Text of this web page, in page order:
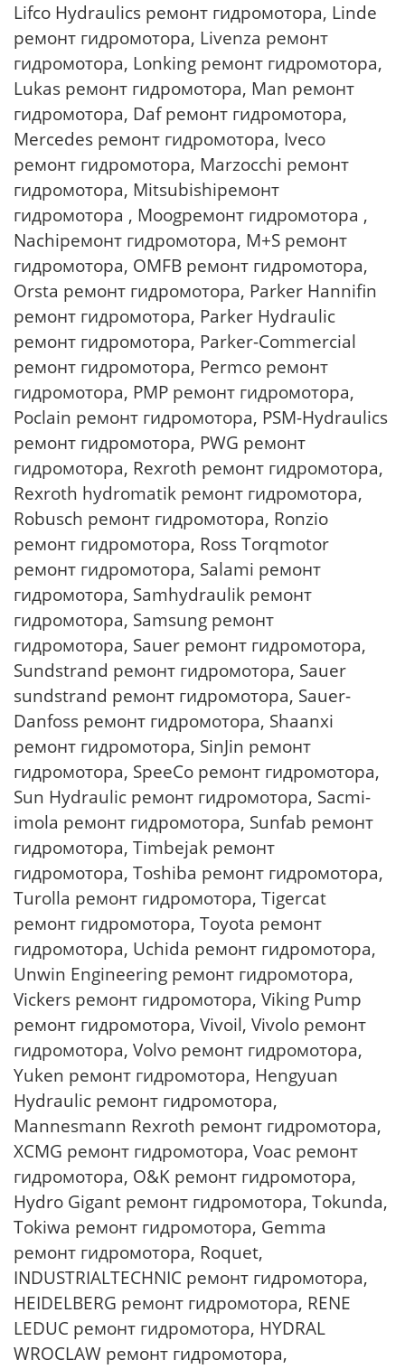
Lifco Hydraulics ремонт гидромотора, Linde
ремонт гидромотора, Livenza ремонт
гидромотора, Lonking ремонт гидромотора,
Lukas ремонт гидромотора, Man ремонт
гидромотора, Daf ремонт гидромотора,
Mercedes ремонт гидромотора, Iveco
ремонт гидромотора, Marzocchi ремонт
гидромотора, Mitsubishiремонт
гидромотора , Moogремонт гидромотора ,
Nachiремонт гидромотора, M+S ремонт
гидромотора, OMFB ремонт гидромотора,
Orsta ремонт гидромотора, Parker Hannifin
ремонт гидромотора, Parker Hydraulic
ремонт гидромотора, Parker-Commercial
ремонт гидромотора, Permco ремонт
гидромотора, PMP ремонт гидромотора,
Poclain ремонт гидромотора, PSM-Hydraulics
ремонт гидромотора, PWG ремонт
гидромотора, Rexroth ремонт гидромотора,
Rexroth hydromatik ремонт гидромотора,
Robusch ремонт гидромотора, Ronzio
ремонт гидромотора, Ross Torqmotor
ремонт гидромотора, Salami ремонт
гидромотора, Samhydraulik ремонт
гидромотора, Samsung ремонт
гидромотора, Sauer ремонт гидромотора,
Sundstrand ремонт гидромотора, Sauer
sundstrand ремонт гидромотора, Sauer-
Danfoss ремонт гидромотора, Shaanxi
ремонт гидромотора, SinJin ремонт
гидромотора, SpeeCo ремонт гидромотора,
Sun Hydraulic ремонт гидромотора, Sacmi-
imola ремонт гидромотора, Sunfab ремонт
гидромотора, Timbejak ремонт
гидромотора, Toshiba ремонт гидромотора,
Turolla ремонт гидромотора, Tigercat
ремонт гидромотора, Toyota ремонт
гидромотора, Uchida ремонт гидромотора,
Unwin Engineering ремонт гидромотора,
Vickers ремонт гидромотора, Viking Pump
ремонт гидромотора, Vivoil, Vivolo ремонт
гидромотора, Volvo ремонт гидромотора,
Yuken ремонт гидромотора, Hengyuan
Hydraulic ремонт гидромотора,
Mannesmann Rexroth ремонт гидромотора,
XCMG ремонт гидромотора, Voac ремонт
гидромотора, O&K ремонт гидромотора,
Hydro Gigant ремонт гидромотора, Tokunda,
Tokiwa ремонт гидромотора, Gemma
ремонт гидромотора, Roquet,
INDUSTRIALTECHNIC ремонт гидромотора,
HEIDELBERG ремонт гидромотора, RENE
LEDUC ремонт гидромотора, HYDRAL
WROCLAW ремонт гидромотора,